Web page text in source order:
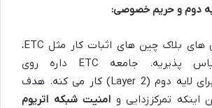
دوم و حریم خصوصی:
یکی از چالش های بلاک چین های اثبات کار مثل ETC،
موضوع مقیاس پذیریه. جامعه ETC داره روی
راهکارهایی برای لایه دوم (Layer 2) کار می کنه. هدف
اینکه تمرکززدایی و امنیت شبکه اتریوم